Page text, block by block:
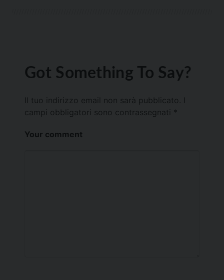
Got Something To Say?
Il tuo indirizzo email non sarà pubblicato.
campi obbligatori sono contrassegnati *
Your comment